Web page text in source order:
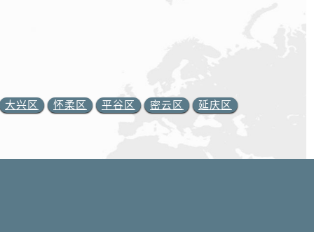
大兴区 怀柔区 平谷区 密云区 延庆区